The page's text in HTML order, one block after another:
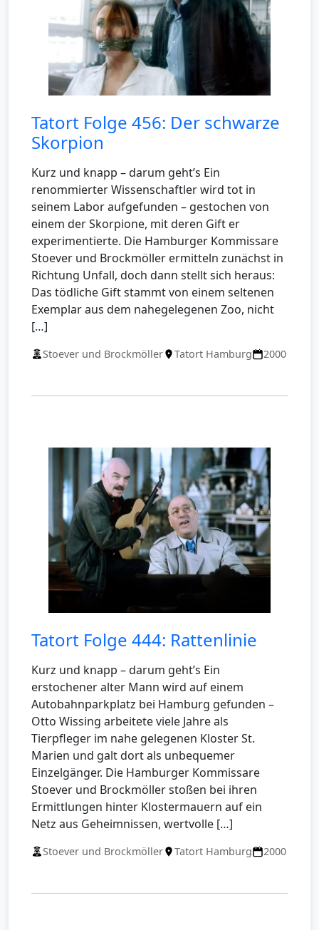
Tatort Folge 456: Der schwarze
Skorpion
Kurz und knapp – darum geht’s Ein
renommierter Wissenschaftler wird tot in
seinem Labor aufgefunden – gestochen von
einem der Skorpione, mit deren Gift er
experimentierte. Die Hamburger Kommissare
Stoever und Brockmöller ermitteln zunächst in
Richtung Unfall, doch dann stellt sich heraus:
Das tödliche Gift stammt von einem seltenen
Exemplar aus dem nahegelegenen Zoo, nicht
[…]
Stoever und Brockmöller Tatort Hamburg 2000
Tatort Folge 444: Rattenlinie
Kurz und knapp – darum geht’s Ein
erstochener alter Mann wird auf einem
Autobahnparkplatz bei Hamburg gefunden –
Otto Wissing arbeitete viele Jahre als
Tierpfleger im nahe gelegenen Kloster St.
Marien und galt dort als unbequemer
Einzelgänger. Die Hamburger Kommissare
Stoever und Brockmöller stoßen bei ihren
Ermittlungen hinter Klostermauern auf ein
Netz aus Geheimnissen, wertvolle […]
Stoever und Brockmöller Tatort Hamburg 2000